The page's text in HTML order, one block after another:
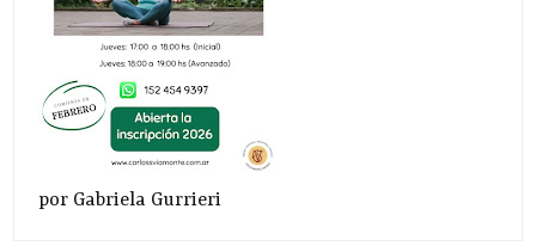
por Gabriela Gurrieri